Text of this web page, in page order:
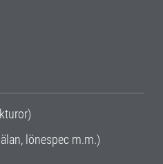
lönespec m.m.)